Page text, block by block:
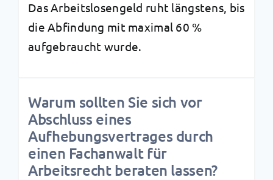
Das Arbeitslosengeld ruht längstens, bis
die Abfindung mit maximal 60 %
aufgebraucht wurde.
Warum sollten Sie sich vor
Abschluss eines
Aufhebungsvertrages durch
einen Fachanwalt für
Arbeitsrecht beraten lassen?